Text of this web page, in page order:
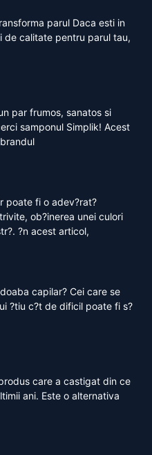
parul Daca esti in
de calitate pentru parul tau,
par frumos, sanatos si
samponul Simplik! Acest
poate fi o adev?rat?
ob?inerea unei culori
?n acest articol,
capilar? Cei care se
?tiu c?t de dificil poate fi s?
care a castigat din ce
ani. Este o alternativa